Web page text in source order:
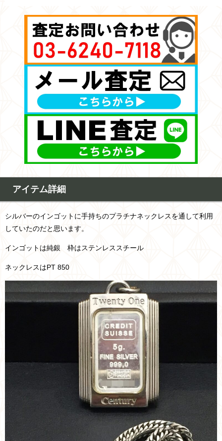
アイテム詳細
シルバーのインゴットに手持ちのプラチナネックレスを通して利用
していたのだと思います。
インゴットは純銀 枠はステンレススチール
ネックレスはPT 850